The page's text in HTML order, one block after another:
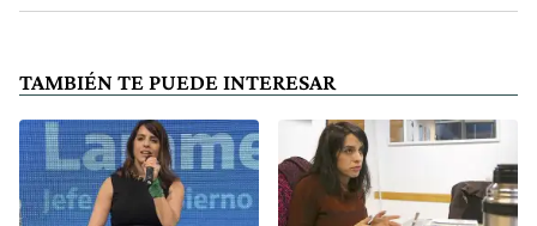
TAMBIÉN TE PUEDE INTERESAR